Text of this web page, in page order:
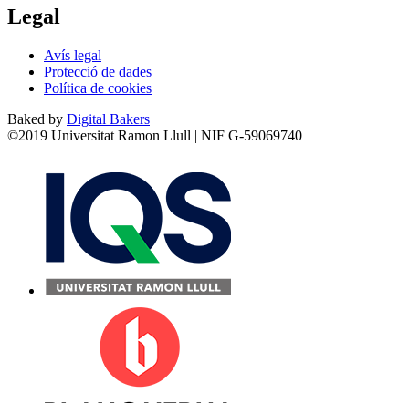
Legal
Avís legal
Protecció de dades
Política de cookies
Baked by Digital Bakers
©2019 Universitat Ramon Llull | NIF G-59069740